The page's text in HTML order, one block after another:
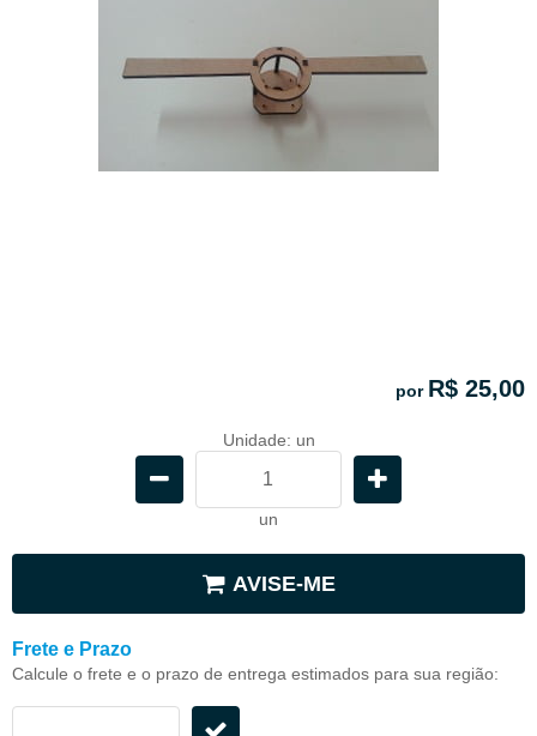
por R$ 25,00
Unidade: un
un
AVISE-ME
Frete e Prazo
Calcule o frete e o prazo de entrega estimados para sua região: